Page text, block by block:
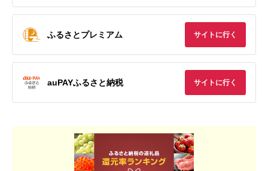
ふるさとプレミアム サイトに行く
auPAYふるさと納税 サイトに行く